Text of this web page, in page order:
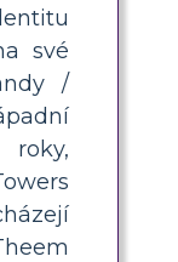
své
/